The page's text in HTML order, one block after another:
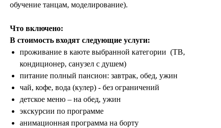
обучение танцам, моделирование).
Что включено:
В стоимость входят следующие услуги:
проживание в каюте выбранной категории (ТВ,
кондиционер, санузел с душем)
питание полный пансион: завтрак, обед, ужин
чай, кофе, вода (кулер) - без ограничений
детское меню – на обед, ужин
экскурсии по программе
анимационная программа на борту